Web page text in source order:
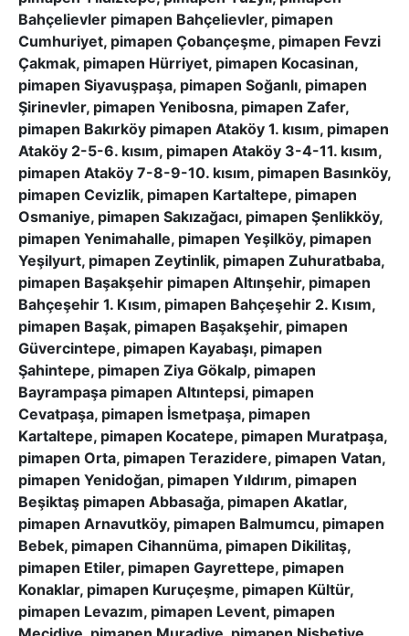
Bahçelievler pimapen Bahçelievler, pimapen
Cumhuriyet, pimapen Çobançeşme, pimapen Fevzi
Çakmak, pimapen Hürriyet, pimapen Kocasinan,
pimapen Siyavuşpaşa, pimapen Soğanlı, pimapen
Şirinevler, pimapen Yenibosna, pimapen Zafer,
pimapen Bakırköy pimapen Ataköy 1. kısım, pimapen
Ataköy 2-5-6. kısım, pimapen Ataköy 3-4-11. kısım,
pimapen Ataköy 7-8-9-10. kısım, pimapen Basınköy,
pimapen Cevizlik, pimapen Kartaltepe, pimapen
Osmaniye, pimapen Sakızağacı, pimapen Şenlikköy,
pimapen Yenimahalle, pimapen Yeşilköy, pimapen
Yeşilyurt, pimapen Zeytinlik, pimapen Zuhuratbaba,
pimapen Başakşehir pimapen Altınşehir, pimapen
Bahçeşehir 1. Kısım, pimapen Bahçeşehir 2. Kısım,
pimapen Başak, pimapen Başakşehir, pimapen
Güvercintepe, pimapen Kayabaşı, pimapen
Şahintepe, pimapen Ziya Gökalp, pimapen
Bayrampaşa pimapen Altıntepsi, pimapen
Cevatpaşa, pimapen İsmetpaşa, pimapen
Kartaltepe, pimapen Kocatepe, pimapen Muratpaşa,
pimapen Orta, pimapen Terazidere, pimapen Vatan,
pimapen Yenidoğan, pimapen Yıldırım, pimapen
Beşiktaş pimapen Abbasağa, pimapen Akatlar,
pimapen Arnavutköy, pimapen Balmumcu, pimapen
Bebek, pimapen Cihannüma, pimapen Dikilitaş,
pimapen Etiler, pimapen Gayrettepe, pimapen
Konaklar, pimapen Kuruçeşme, pimapen Kültür,
pimapen Levazım, pimapen Levent, pimapen